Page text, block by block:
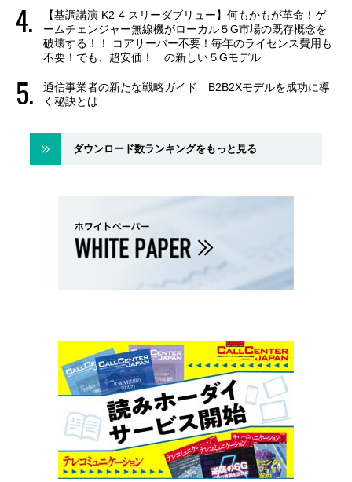
【基調講演 K2-4 スリーダブリュー】何もかもが革命！ゲ
ームチェンジャー無線機がローカル５G市場の既存概念を
破壊する！！ コアサーバー不要！毎年のライセンス費用も
不要！でも、超安価！ の新しい５Gモデル
通信事業者の新たな戦略ガイド B2B2Xモデルを成功に導
く秘訣とは
ダウンロード数ランキングをもっと見る